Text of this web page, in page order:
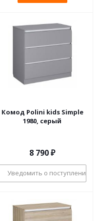
Комод Polini kids Simple
1980, серый
8 790₽
Уведомить о поступлении